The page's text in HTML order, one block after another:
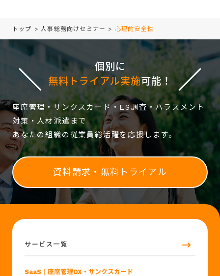
トップ >人事総務向けセミナー > 心理的安全性
個別に
無料トライアル実施可能！
座席管理・サンクスカード・ES調査・ハラスメント
対策・人材派遣まで
あなたの組織の従業員総活躍を応援します。
資料請求・無料トライアル
サービス一覧
SaaS ｜座席管理DX・サンクスカード